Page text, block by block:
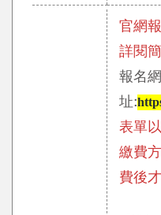
官網
詳閱
報名網
址:
表單
繳費
費後